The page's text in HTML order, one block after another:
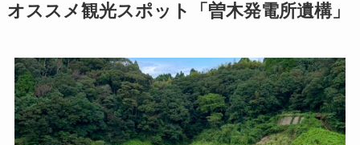
オススメ観光スポット「曽木発電所遺構」